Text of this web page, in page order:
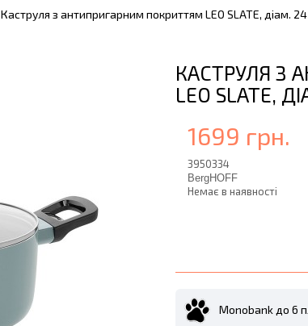
Каструля з антипригарним покриттям LEO SLATE, діам.
КАСТРУЛЯ З
LEO SLATE,
1699 грн.
3950334
BergHOFF
Немає в наявності
Monobank до 6